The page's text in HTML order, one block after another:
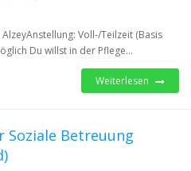
Voll-/Teilzeit (Basis
Du willst in der Pflege...
Weiterlesen
Soziale Betreuung